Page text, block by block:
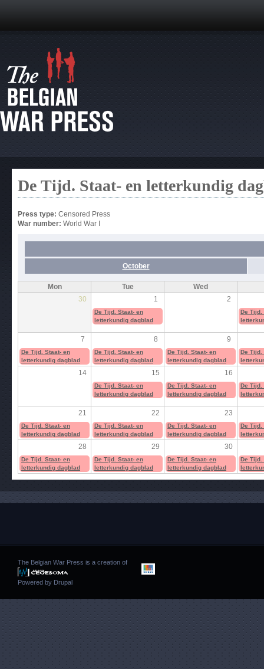
De Tijd. Staat- en letterkundig
Press type: Censored Press
War number: World War I
October
Mon Tue
Wed
30
1 2
De Tijd. Staat- en
letterkundig dagblad
De Tijd.
7 8 9
De Tijd. Staat- en
letterkundig dagblad
De Tijd. Staat- en
letterkundig dagblad
De Tijd. Staat- en
letterkundig dagblad
De Tijd.
14 15 16
De Tijd. Staat- en
letterkundig dagblad
De Tijd. Staat- en
letterkundig dagblad
De Tijd.
21 22 23
De Tijd. Staat- en
letterkundig dagblad
De Tijd. Staat- en
letterkundig dagblad
De Tijd. Staat- en
letterkundig dagblad
De Tijd.
28 29 30
De Tijd. Staat- en
letterkundig dagblad
De Tijd. Staat- en
letterkundig dagblad
De Tijd. Staat- en
letterkundig dagblad
De Tijd.
The Belgian War Press is a creation of
Powered by Drupal